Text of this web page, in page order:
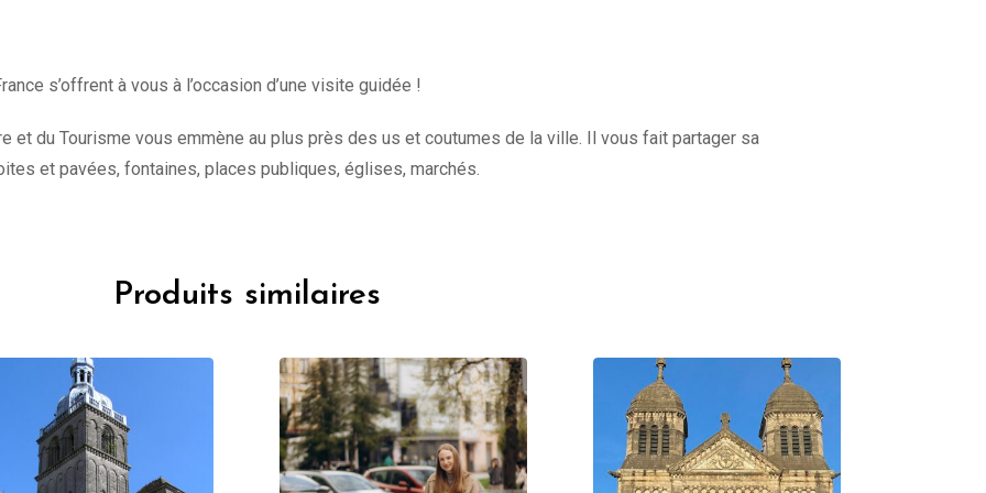
s’offrent à vous à l’occasion d’une visite guidée !
et du Tourisme vous emmène au plus près des us et coutumes de la ville. Il vous fait partager sa
et pavées, fontaines, places publiques, églises, marchés.
Produits similaires